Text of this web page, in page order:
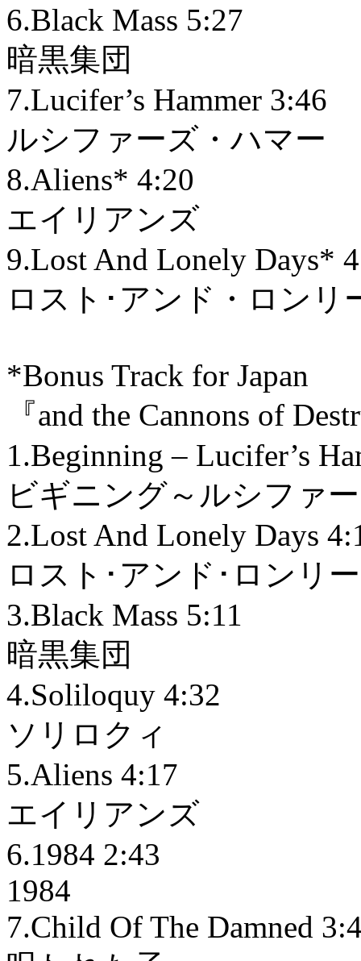
6.Black Mass 5:27
暗黒集団
7.Lucifer’s Hammer 3:46
ルシファーズ・ハマー
8.Aliens* 4:20
エイリアンズ
9.Lost And Lonely Days*
ロスト･アンド・ロンリ
*Bonus Track for Japan
『and the Cannons of
1.Beginning – Lucifer’s
ビギニング～ルシファ
2.Lost And Lonely Days
ロスト･アンド･ロンリ
3.Black Mass 5:11
暗黒集団
4.Soliloquy 4:32
ソリロクィ
5.Aliens 4:17
エイリアンズ
6.1984 2:43
1984
7.Child Of The Damned